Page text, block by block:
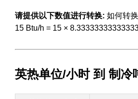
请提供以下数值进行转换: 如何转
15 Btu/h = 15 ×
英热单位/小时 到 制冷